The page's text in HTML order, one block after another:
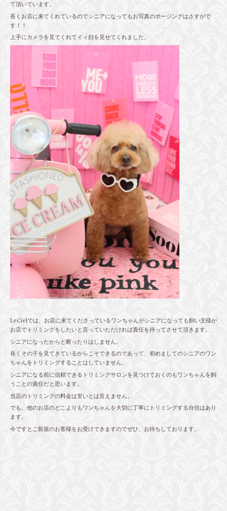
て頂いています。
長くお店に来てくれているのでシニアになってもお写真のポージングはさすがで
す！！
上手にカメラを見てくれてイィ顔を見せてくれました。
LeCielでは、お店に来てくださっているワンちゃんがシニアになっても飼い主様が
お店でトリミングをしたいと言っていただければ責任を持ってさせて頂きます。
シニアになったからと断ったりはしません。
長くその子を見てきているからこそできるのであって、初めましてのシニアのワン
ちゃんをトリミングすることはしていません。
シニアになる前に信頼できるトリミングサロンを見つけておくのもワンちゃんを飼
うことの責任だと思います。
当店のトリミングの料金は安いとは言えません。
でも、他のお店のどこよりもワンちゃんを大切に丁寧にトリミングする自信はあり
ます。
今ですとご新規のお客様をお受けできますのでぜひ、お待ちしております。